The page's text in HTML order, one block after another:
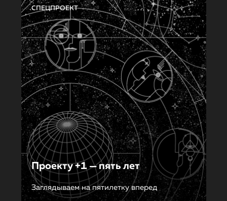
СПЕЦПРОЕКТ
Проекту +1 — пять лет
Заглядываем на пятилетку вперед